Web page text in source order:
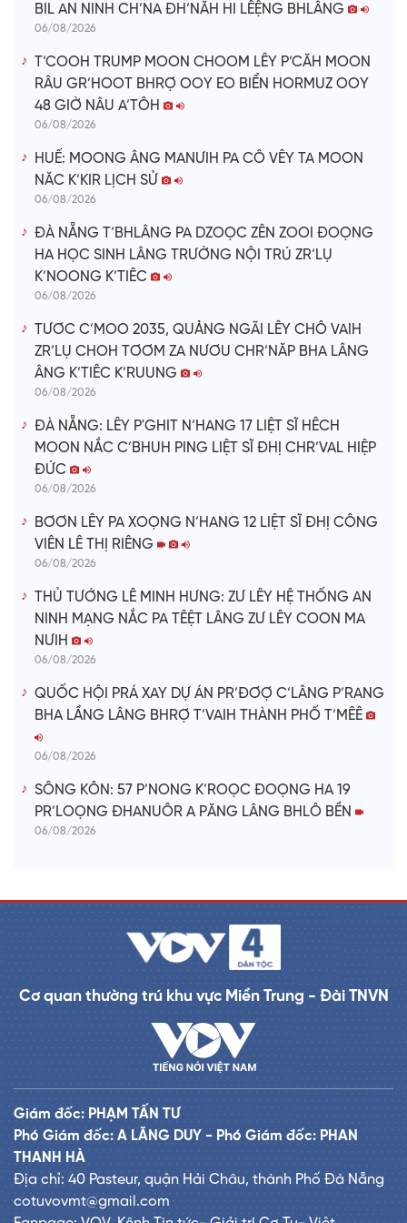
BIL AN NINH CH’NA ĐH’NĂH HI LÊỆNG BHLÂNG
06/08/2026
T’COOH TRUMP MOON CHOOM LÊY P’CĂH MOON
RÂU GR’HOOT BHRỢ OOY EO BIỂN HORMUZ OOY
48 GIỜ NÂU A’TÔH
06/08/2026
HUẾ: MOONG ÂNG MANƯIH PA CÔ VÊY TA MOON
NĂC K’KIR LỊCH SỬ
06/08/2026
ĐÀ NẴNG T’BHLÂNG PA DZOỌC ZÊN ZOOI ĐOỌNG
HA HỌC SINH LÂNG TRƯỜNG NỘI TRÚ ZR’LỤ
K’NOONG K’TIÊC
06/08/2026
TƯƠC C’MOO 2035, QUẢNG NGÃI LÊY CHÔ VAIH
ZR’LỤ CHOH TƠƠM ZA NƯƠU CHR’NĂP BHA LÂNG
ÂNG K’TIÊC K’RUUNG
06/08/2026
ĐÀ NẴNG: LÊY P'GHIT N’HANG 17 LIỆT SĨ HÊCH
MOON NẮC C’BHUH PING LIỆT SĨ ĐHỊ CHR’VAL HIỆP
ĐỨC
06/08/2026
BƠƠN LÊY PA XOỌNG N’HANG 12 LIỆT SĨ ĐHỊ CÔNG
VIÊN LÊ THỊ RIÊNG
06/08/2026
THỦ TƯỚNG LÊ MINH HƯNG: ZƯ LÊY HỆ THỐNG AN
NINH MẠNG NẮC PA TÊỆT LÂNG ZƯ LÊY COON MA
NƯIH
06/08/2026
QUỐC HỘI PRÁ XAY DỰ ÁN PR’ĐƠỢ C’LÂNG P’RANG
BHA LẦNG LÂNG BHRỢ T’VAIH THÀNH PHỐ T’MÊÊ
06/08/2026
SÔNG KÔN: 57 P’NONG K’ROỌC ĐOỌNG HA 19
PR’LOỌNG ĐHANUÔR A PĂNG LÂNG BHLÔ BỀN
06/08/2026
Cơ quan thường trú khu vực Miền Trung - Đài TNVN
Giám đốc: PHẠM TẤN TƯ
Phó Giám đốc: A LĂNG DUY - Phó Giám đốc: PHAN
THANH HÀ
Địa chỉ: 40 Pasteur, quận Hải Châu, thành Phố Đà Nẵng
cotuvovmt@gmail.com